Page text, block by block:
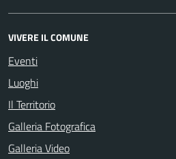
VIVERE IL COMUNE
Eventi
Luoghi
Il Territorio
Galleria Fotografica
Galleria Video